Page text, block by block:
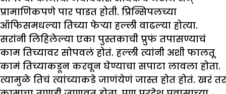
प्रामाणिकपणे पार पाडत होती. प्रिन्सिपलच्या
ऑफिसमधल्या तिच्या फेऱ्या हल्ली वाढल्या होत्या.
सरांनी लिहिलेल्या एका पुस्तकाची प्रुफं तपासण्याचं
काम तिच्यावर सोपवलं होतं. हल्ली त्यांनी अशी फालतू
कामं तिच्याकडून करवून घेण्याचा सपाटा लावला होता.
त्यामुळे तिचं त्यांच्याकडे जाणंयेणं जास्त होत होतं. खरं तर